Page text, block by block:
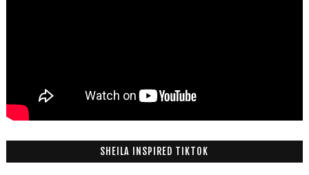
SHEILA INSPIRED TIKTOK